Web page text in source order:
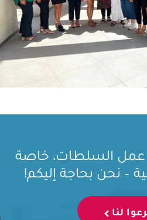
عمل السلطات، خاصة
– نحن بحاجة إليكم!
لنا